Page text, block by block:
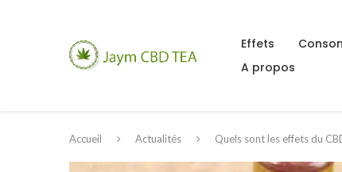
Effets
A propos
Accueil Actualités Quels sont les effets du